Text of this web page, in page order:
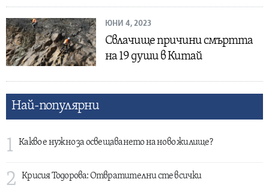
ЮНИ 4, 2023
Свлачище причини смъртта
на 19 души в Китай
Най-популярни
1 Какво е нужно за освещаването на ново жилище?
2 Крисия Тодорова: Отвратителни сте всички